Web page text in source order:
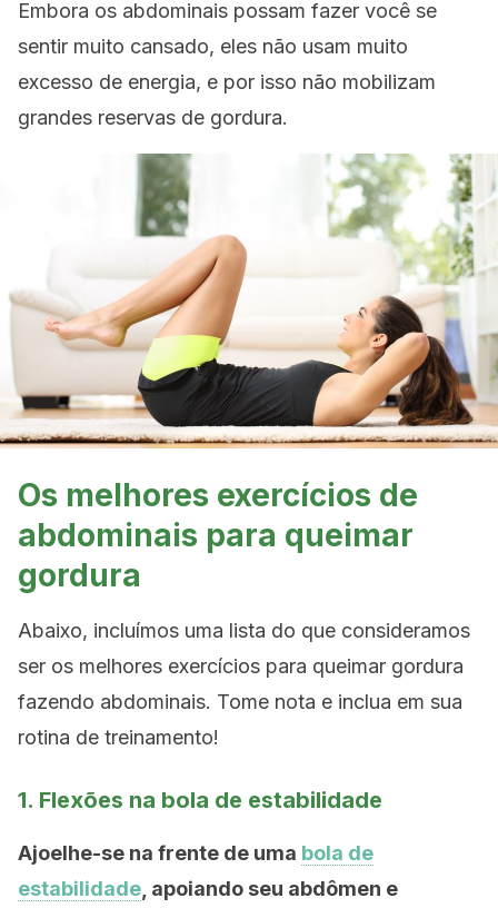
Embora os abdominais possam fazer você se
sentir muito cansado, eles não usam muito
excesso de energia, e por isso não mobilizam
grandes reservas de gordura.
Os melhores exercícios de
abdominais para queimar
gordura
Abaixo, incluímos uma lista do que consideramos
ser os melhores exercícios para queimar gordura
fazendo abdominais. Tome nota e inclua em sua
rotina de treinamento!
1. Flexões na bola de estabilidade
Ajoelhe-se na frente de uma bola de
estabilidade , apoiando seu abdômen e